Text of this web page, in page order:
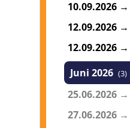
kust van de
kleine pauze
Safari per jeep
We gaan
samen met de
10.09.2026 →
12.09.2026 →
12.09.2026 →
Juni 2026 (3)
25.06.2026
27.06.2026